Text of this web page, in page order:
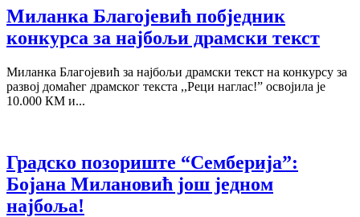
Миланка Благојевић побједник
конкурса за најбољи драмски текст
Миланка Благојевић за најбољи драмски текст на конкурсу за
развој домаћег драмског текста ,,Реци наглас!” освојила је
10.000 КМ и...
Градско позориште “Семберија”:
Бојана Милановић још једном
најбоља!